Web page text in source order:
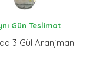
Gün Teslimat
3 Gül Aranjmanı